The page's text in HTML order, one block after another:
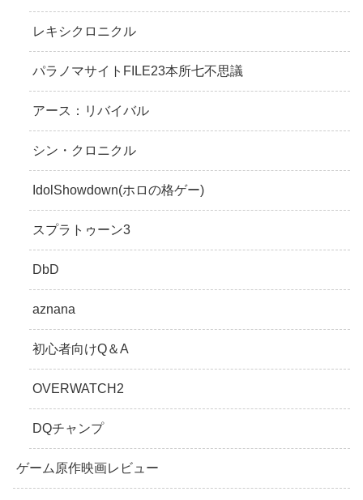
レキシクロニクル
パラノマサイトFILE23本所七不思議
アース：リバイバル
シン・クロニクル
IdolShowdown(ホロの格ゲー)
スプラトゥーン3
DbD
aznana
初心者向けQ＆A
OVERWATCH2
DQチャンプ
ゲーム原作映画レビュー